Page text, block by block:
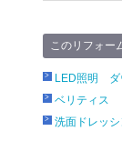
このリフォー
LED照明 ダ
ベリティス
洗面ドレッ